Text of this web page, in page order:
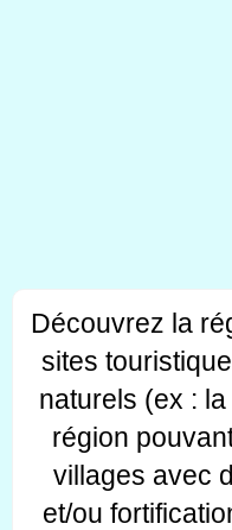
Découvrez la
sites
naturels (ex :
région
villages avec
et/ou